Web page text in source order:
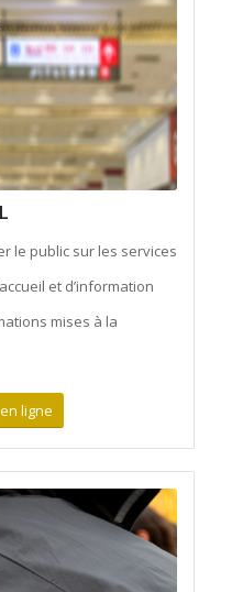
le public sur les services
et d’information
mises à la
ligne